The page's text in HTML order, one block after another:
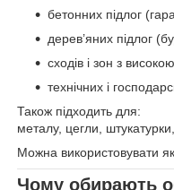
бетонних підлог
дерев’яних підлог
сходів і зон з
технічних і
Також підходить для:
металу, цегли,
Можна використовувати
Чому обирають